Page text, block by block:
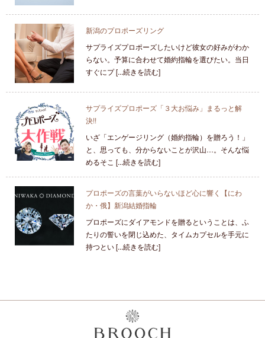
新潟のプロポーズリング
サプライズプロポーズしたいけど彼女の好みがわか
らない。予算に合わせて婚約指輪を選びたい。当日
すぐにプ [...続きを読む]
サプライズプロポーズ「３大お悩み」まるっと解
決!!
いざ「エンゲージリング（婚約指輪）を贈ろう！」
と、思っても、分からないことが沢山…。そんな悩
めるそこ [...続きを読む]
プロポーズの言葉がいらないほど心に響く【にわ
か・俄】新潟結婚指輪
プロポーズにダイアモンドを贈るということは、ふ
たりの誓いを閉じ込めた、タイムカプセルを手元に
持つとい [...続きを読む]